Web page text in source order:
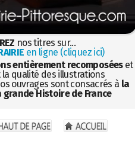
nos titres sur...
en ligne (cliquez ici)
entièrement recomposéeset
qualité des illustrations
ouvrages sont consacrés à la
Histoire de France